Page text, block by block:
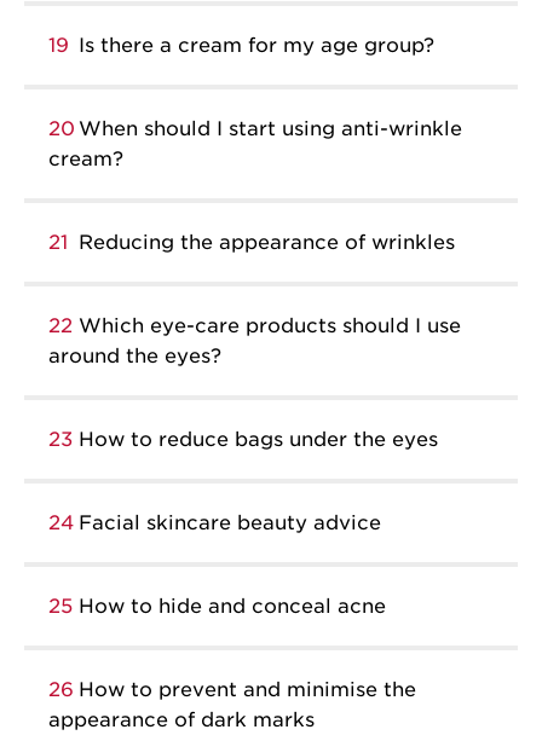
19 Is there a cream for my age group?
20 When should I start using anti-wrinkle
cream?
21 Reducing the appearance of wrinkles
22 Which eye-care products should I use
around the eyes?
23 How to reduce bags under the eyes
24 Facial skincare beauty advice
25 How to hide and conceal acne
26 How to prevent and minimise the
appearance of dark marks